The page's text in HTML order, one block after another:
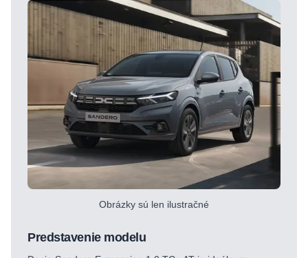
Obrázky sú len ilustračné
Predstavenie modelu